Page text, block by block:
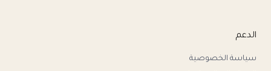
الدعم
سياسة الخصوصية